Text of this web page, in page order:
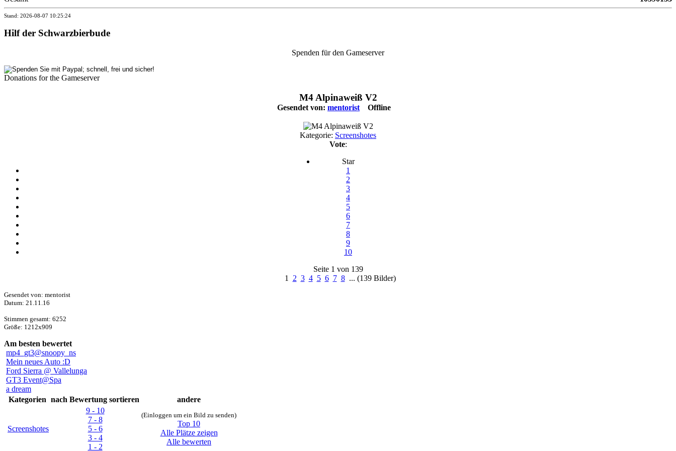
Stand: 2026-08-07 10:25:24
Hilf der Schwarzbierbude
Spenden für den Gameserver
Donations for the Gameserver
M4 Alpinaweiß V2
Gesendet von: mentorist Offline
Kategorie: Screenshotes
Vote:
Star
1
2
3
4
5
6
7
8
9
10
Seite 1 von 139
1 2 3 4 5 6 7 8... (139 Bilder)
Gesendet von: mentorist
Datum: 21.11.16
Stimmen gesamt: 6252
Größe: 1212x909
Am besten bewertet
mp4_gt3@snoopy_ns
Mein neues Auto :D
Ford Sierra @ Vallelunga
GT3 Event@Spa
a dream
Kategorien nach Bewertung sortieren andere
Screenshotes
9 - 10
7 - 8
5 - 6
3 - 4
1 - 2
(Einloggen um ein Bild zu senden)
Top 10
Alle Plätze zeigen
Alle bewerten